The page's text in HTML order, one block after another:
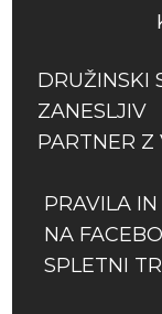
DRUŽINSKI
ZANESLJIV
PARTNER
PRAVILA
NA
SPLETNI